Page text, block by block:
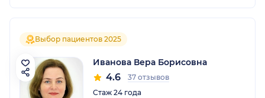
Выбор пациентов 2025
Иванова Вера Борисовна
4.6
37 отзывов
Стаж 24 года